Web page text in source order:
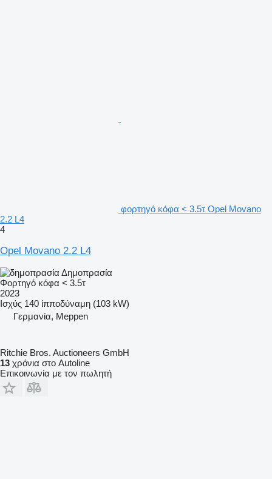
φορτηγό κόφα < 3.5τ Opel Movano
2.2 L4
4
Opel Movano 2.2 L4
Δημοπρασία
Φορτηγό κόφα < 3.5τ
2023
Ισχύς 140 ίπποδύναμη (103 kW)
Γερμανία, Meppen
Ritchie Bros. Auctioneers GmbH
13 χρόνια στο Autoline
Επικοινωνία με τον πωλητή